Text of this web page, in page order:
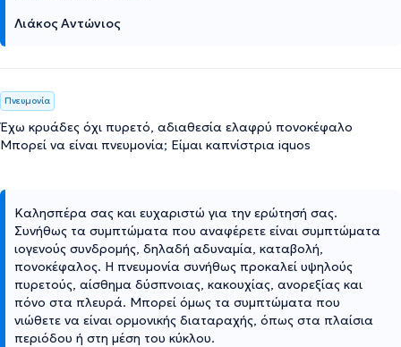
Λιάκος Αντώνιος
Πνευμονία
Έχω κρυάδες όχι πυρετό, αδιαθεσία ελαφρύ πονοκέφαλο
Μπορεί να είναι πνευμονία; Είμαι καπνίστρια iquos
Καλησπέρα σας και ευχαριστώ για την ερώτησή σας.
Συνήθως τα συμπτώματα που αναφέρετε είναι συμπτώματα
ιογενούς συνδρομής, δηλαδή αδυναμία, καταβολή,
πονοκέφαλος. Η πνευμονία συνήθως προκαλεί υψηλούς
πυρετούς, αίσθημα δύσπνοιας, κακουχίας, ανορεξίας και
πόνο στα πλευρά. Μπορεί όμως τα συμπτώματα που
νιώθετε να είναι ορμονικής διαταραχής, όπως στα πλαίσια
περιόδου ή στη μέση του κύκλου.